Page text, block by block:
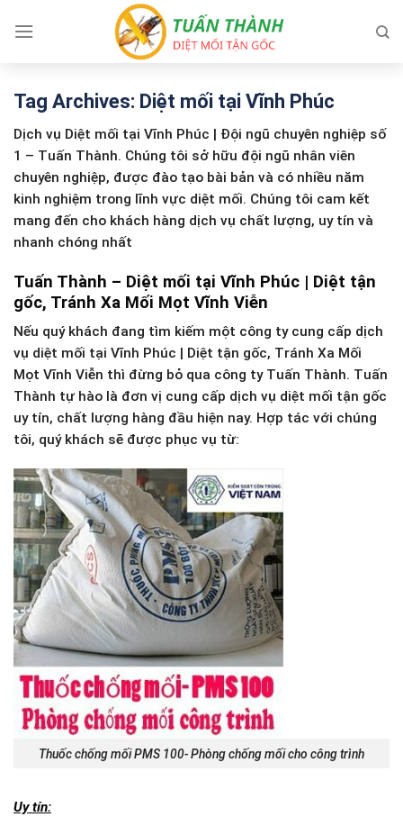
Tag Archives: Diệt mối tại Vĩnh Phúc
Dịch vụ Diệt mối tại Vĩnh Phúc | Đội ngũ chuyên nghiệp số
1 – Tuấn Thành. Chúng tôi sở hữu đội ngũ nhân viên
chuyên nghiệp, được đào tạo bài bản và có nhiều năm
kinh nghiệm trong lĩnh vực diệt mối. Chúng tôi cam kết
mang đến cho khách hàng dịch vụ chất lượng, uy tín và
nhanh chóng nhất
Tuấn Thành – Diệt mối tại Vĩnh Phúc | Diệt tận
gốc, Tránh Xa Mối Mọt Vĩnh Viễn
Nếu quý khách đang tìm kiếm một công ty cung cấp dịch
vụ diệt mối tại Vĩnh Phúc | Diệt tận gốc, Tránh Xa Mối
Mọt Vĩnh Viễn thì đừng bỏ qua công ty Tuấn Thành. Tuấn
Thành tự hào là đơn vị cung cấp dịch vụ diệt mối tận gốc
uy tín, chất lượng hàng đầu hiện nay. Hợp tác với chúng
tôi, quý khách sẽ được phục vụ từ:
Thuốc chống mối PMS 100- Phòng chống mối cho công trình
Uy tín: